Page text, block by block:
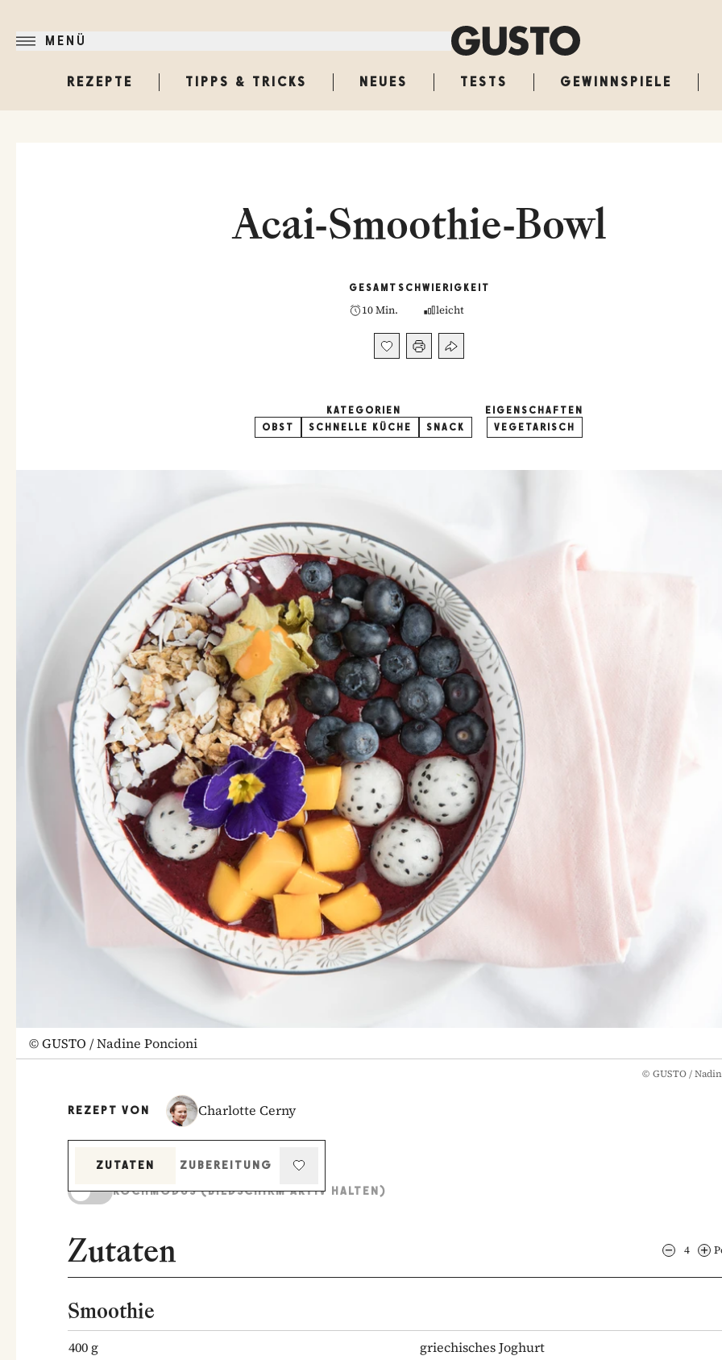
MENÜ
REZEPTE TIPPS & TRICKS NEUES TESTS GEWINNSPIELE
Acai-Smoothie-Bowl
GESAMT
10 Min.
SCHWIERIGKEIT
leicht
KATEGORIEN
OBST
SCHNELLE KÜCHE SNACK
EIGENSCHAFTEN
VEGETARISCH
©GUSTO / Nadine Poncioni
© GUSTO /
REZEPT VON Charlotte Cerny
ZUTATEN
ZUBEREITUNG
KOCHMODUS (BILDSCHIRM AKTIV HALTEN)
Zutaten 4
Smoothie
400 g
griechisches Joghurt